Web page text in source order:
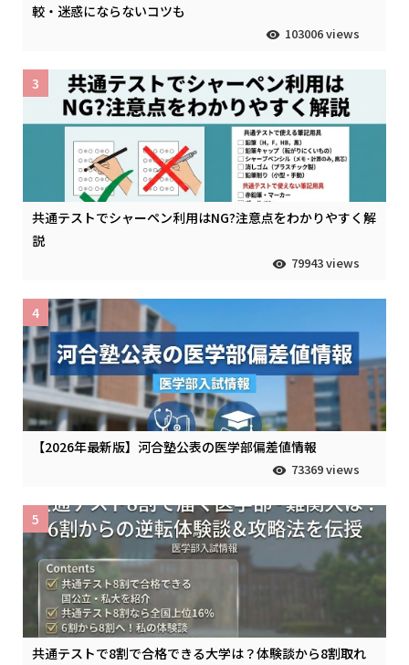
較・迷惑にならないコツも
103006 views
共通テストでシャーペン利用はNG?注意点をわかりやすく解
説
79943 views
3
【2026年最新版】河合塾公表の医学部偏差値情報
73369 views
4
共通テストで8割で合格できる大学は？体験談から8割取れ
5